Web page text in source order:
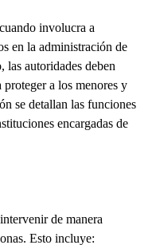
involucra a
en la administración de
las autoridades deben
a los menores y
se detallan las funciones
encargadas de
de manera
Esto incluye: